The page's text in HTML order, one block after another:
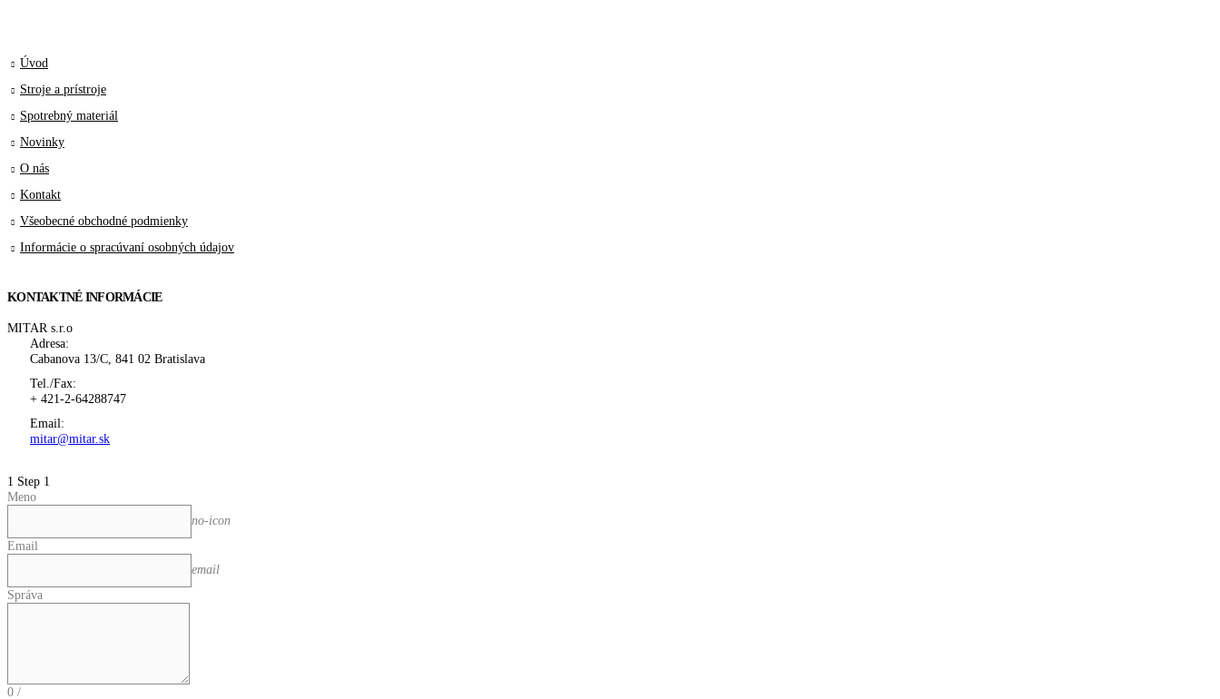
Úvod
Stroje a prístroje
Spotrebný materiál
Novinky
O nás
Kontakt
Všeobecné obchodné podmienky
Informácie o spracúvaní osobných údajov
KONTAKTNÉ INFORMÁCIE
MITAR s.r.o
Adresa:
Cabanova 13/C, 841 02 Bratislava
Tel./Fax:
+ 421-2-64288747
Email:
mitar@mitar.sk
1 Step 1
Meno
no-icon
Email
email
Správa
0 /